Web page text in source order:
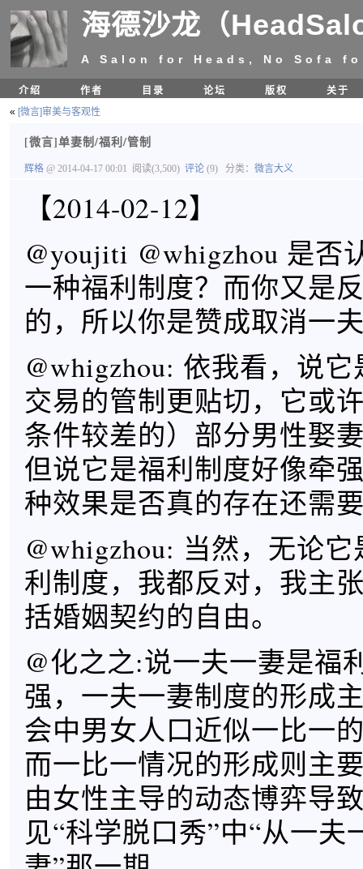
海德沙龙（
A Salon for Heads, No Sofa
介绍 作者 目录 论坛 版权
关于
« [微言]审美与客观性
[微言]单妻制/福利/管制
辉格 @ 2014-04-17 00:01 阅读(3,500) 评论 (9) 分类： 微言大义
【2014-02-12】
@youjiti @whigzhou 是否
一种福利制度？而你又是
的，所以你是赞成取消一
@whigzhou: 依我看，说
交易的管制更贴切，它或
条件较差的）部分男性娶
但说它是福利制度好像牵
种效果是否真的存在还需
@whigzhou: 当然，无论
利制度，我都反对，我主
括婚姻契约的自由。
@化之之:说一夫一妻是福
强，一夫一妻制度的形成
会中男女人口近似一比一
而一比一情况的形成则主
由女性主导的动态博弈导
见“科学脱口秀”中“从一夫